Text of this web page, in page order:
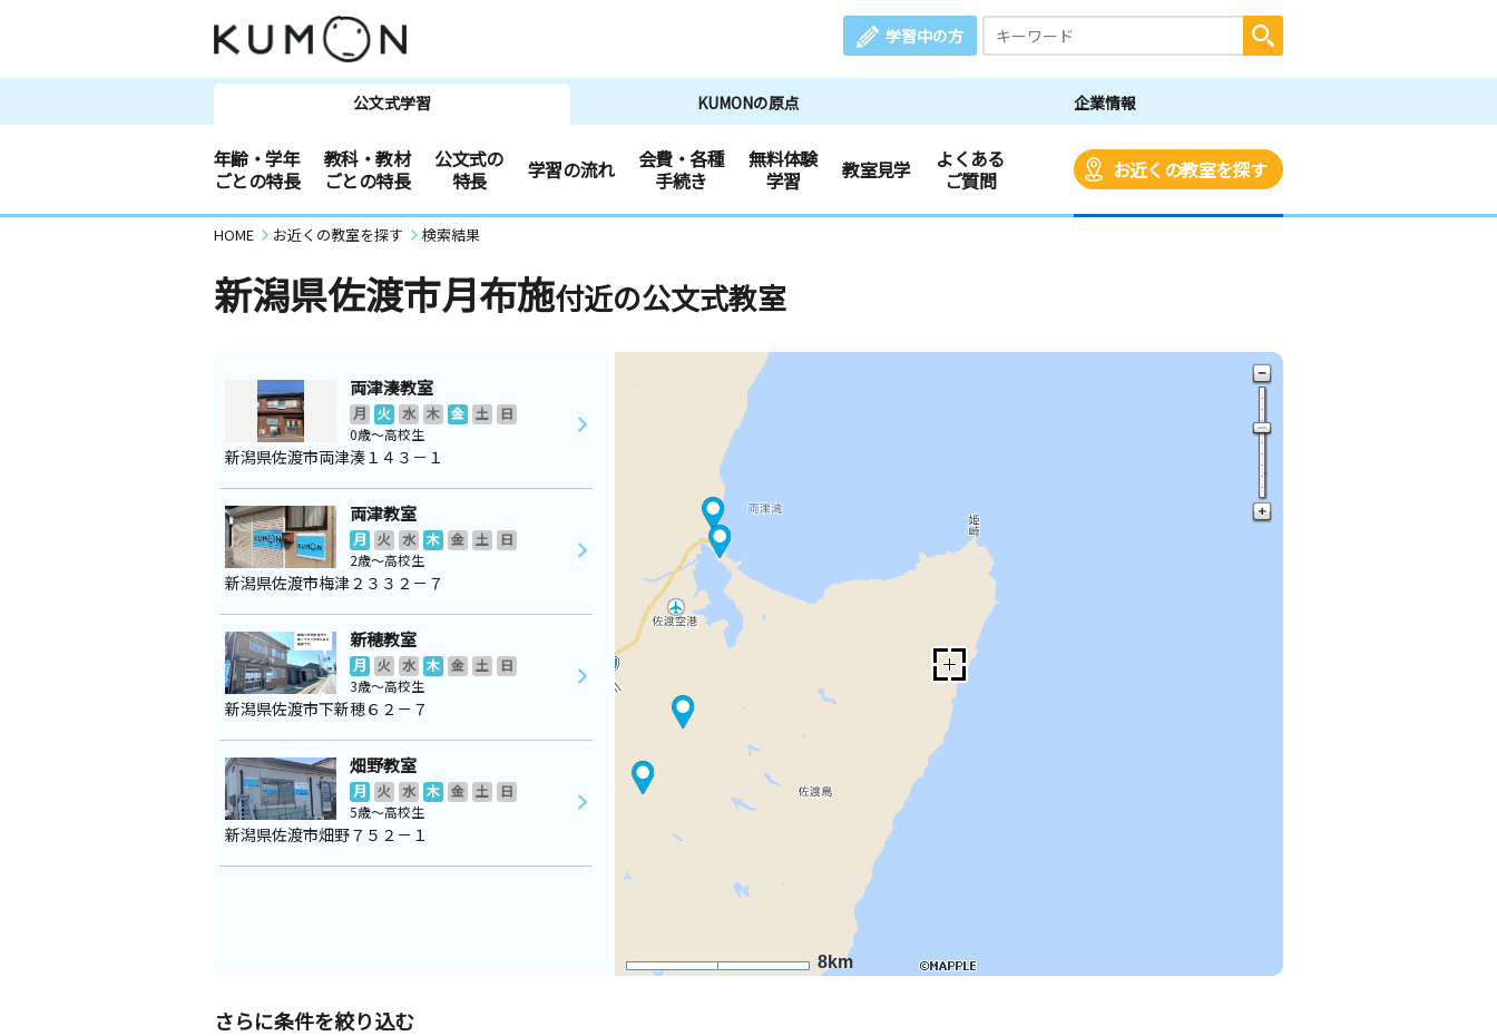
学習中の方
公文式学習 KUMONの原点 企業情報
年齢・学年
ごとの特長
教科・教材
ごとの特長
公文式の
特長
学習の流れ
会費・各種
手続き
無料体験
学習
教室見学
よくある
ご質問
お近くの教室を探す
HOME お近くの教室を探す 検索結果
新潟県佐渡市月布施付近の公文式教室
8km
両津湊教室
月 火 水 木 金 土
日
0歳～高校生
新潟県佐渡市両津湊１４３－１
両津教室
月 火 水 木 金 土
日
2歳～高校生
新潟県佐渡市梅津２３３２－７
新穂教室
月 火 水 木 金 土
日
3歳～高校生
新潟県佐渡市下新穂６２－７
畑野教室
月 火 水 木 金 土
日
5歳～高校生
新潟県佐渡市畑野７５２－１
さらに条件を絞り込む